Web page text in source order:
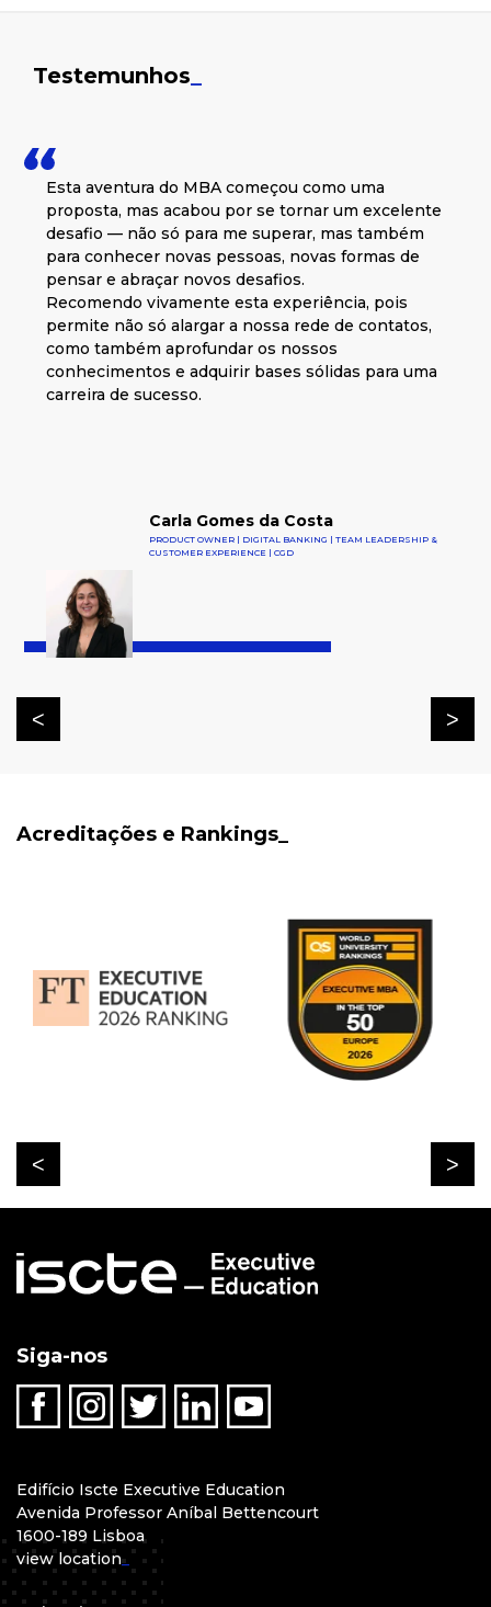
Testemunhos
Esta aventura do MBA começou como uma
proposta, mas acabou por se tornar um excelente
desafio — não só para me superar, mas também
para conhecer novas pessoas, novas formas de
pensar e abraçar novos desafios.
Recomendo vivamente esta experiência, pois
permite não só alargar a nossa rede de contatos,
como também aprofundar os nossos
conhecimentos e adquirir bases sólidas para uma
carreira de sucesso.
Carla Gomes da Costa
PRODUCT OWNER | DIGITAL BANKING | TEAM LEADERSHIP &
CUSTOMER EXPERIENCE | CGD
Acreditações e Rankings_
Siga-nos
Edifício Iscte Executive Education
Avenida Professor Aníbal Bettencourt
1600-189 Lisboa
view location_